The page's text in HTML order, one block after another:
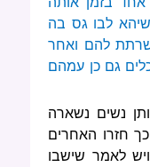
שיהא לבו גס בה
להם ואחר
גם כן עמהם
נשים נשארה
חזרו האחרים
לאמר שישבו